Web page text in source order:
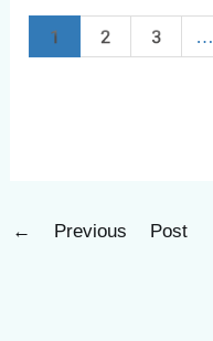
1 2 3 …
← Previous Post